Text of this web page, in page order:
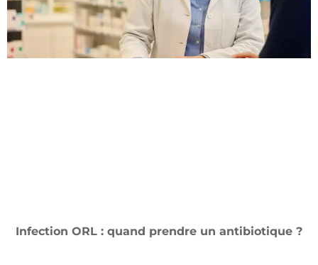
Infection ORL : quand prendre un antibiotique ?